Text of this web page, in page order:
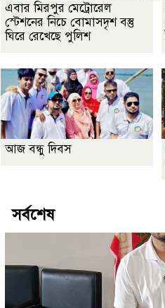
এবার মিরপুর মেট্রোরেল
স্টেশনের নিচে বোমাসদৃশ বস্তু
ঘিরে রেখেছে পুলিশ
আজ বন্ধু দিবস
সর্বশেষ